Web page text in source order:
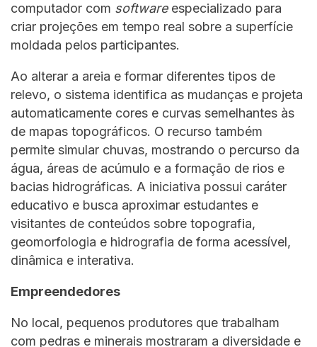
computador com softwareespecializado para
criar projeções em tempo real sobre a superfície
moldada pelos participantes.
Ao alterar a areia e formar diferentes tipos de
relevo, o sistema identifica as mudanças e projeta
automaticamente cores e curvas semelhantes às
de mapas topográficos. O recurso também
permite simular chuvas, mostrando o percurso da
água, áreas de acúmulo e a formação de rios e
bacias hidrográficas. A iniciativa possui caráter
educativo e busca aproximar estudantes e
visitantes de conteúdos sobre topografia,
geomorfologia e hidrografia de forma acessível,
dinâmica e interativa.
Empreendedores
No local, pequenos produtores que trabalham
com pedras e minerais mostraram a diversidade e